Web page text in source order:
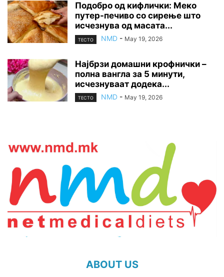
Подобро од кифлички: Меко
путер-печиво со сирење што
исчезнува од масата...
ТЕСТО NMD - May 19, 2026
Најбрзи домашни крофнички –
полна вангла за 5 минути,
исчезнуваат додека...
ТЕСТО NMD - May 19, 2026
ABOUT US